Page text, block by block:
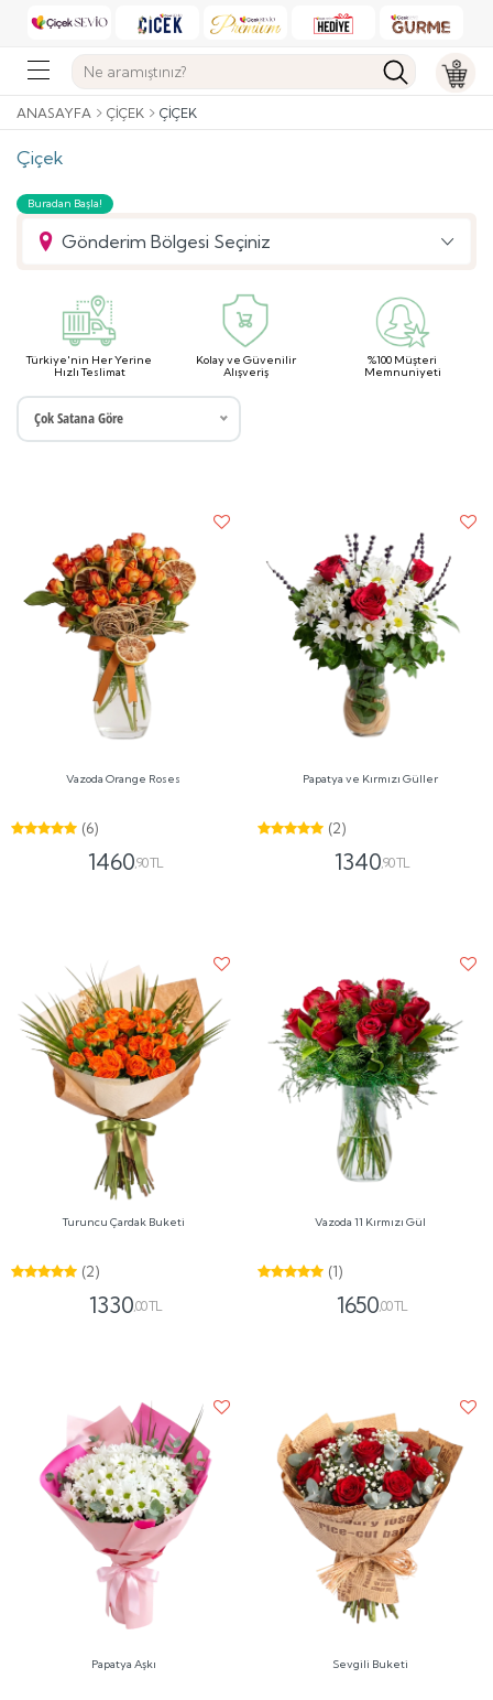
ANASAYFA ÇIÇEK ÇIÇEK
Çiçek
Buradan Başla!
Gönderim Bölgesi Seçiniz
Türkiye'nin Her Yerine
Hızlı Teslimat
Kolay ve Güvenilir
Alışveriş
%100 Müşteri
Memnuniyeti
Çok Satana Göre
Vazoda Orange Roses
(6)
1460,90 TL
Papatya ve Kırmızı Güller
(2)
1340,90 TL
Turuncu Çardak Buketi
(2)
1330,00 TL
Vazoda 11 Kırmızı Gül
(1)
1650,00 TL
Papatya Aşkı Sevgili Buketi